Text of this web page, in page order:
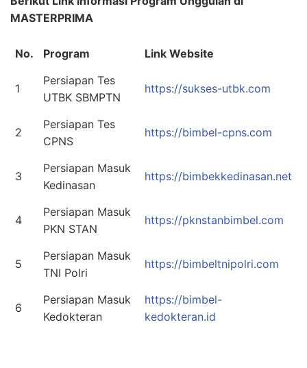
MASTERPRIMA
No. Program Link Website
1
Persiapan Tes
UTBK SBMPTN
https://sukses-utbk.com
2
Persiapan Tes
CPNS
https://bimbel-cpns.com
3
Persiapan Masuk
Kedinasan
https://bimbekkedinasan.net
4
Persiapan Masuk
PKN STAN
https://pknstanbimbel.com
5
Persiapan Masuk
TNI Polri
https://bimbeltnipolri.com
6
Persiapan Masuk
Kedokteran
https://bimbel-
kedokteran.id